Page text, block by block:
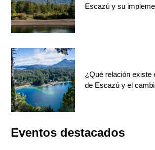
Escazú y su
¿Qué relación existe
de Escazú y el
Eventos destacados